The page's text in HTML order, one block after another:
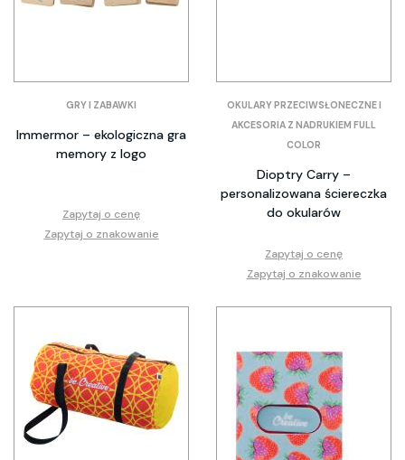
GRY I ZABAWKI
Immermor – ekologiczna gra
memory z logo
Zapytaj o cenę
Zapytaj o znakowanie
OKULARY PRZECIWSŁONECZNE I
AKCESORIA Z NADRUKIEM FULL
COLOR
Dioptry Carry –
personalizowana ściereczka
do okularów
Zapytaj o cenę
Zapytaj o znakowanie